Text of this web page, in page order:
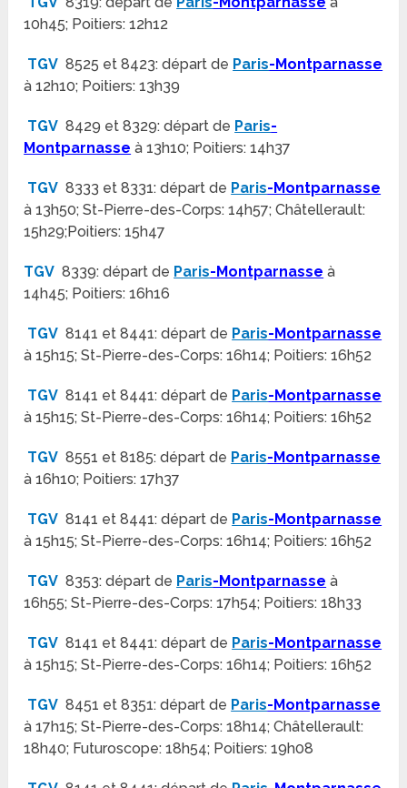
10h45; Poitiers: 12h12
TGV 8525 et 8423: départ de Paris-Montparnasse
à 12h10; Poitiers: 13h39
TGV 8429 et 8329: départ de Paris-
Montparnasse à 13h10; Poitiers: 14h37
TGV 8333 et 8331: départ de Paris-Montparnasse
à 13h50; St-Pierre-des-Corps: 14h57; Châtellerault:
15h29;Poitiers: 15h47
TGV 8339: départ de Paris-Montparnasse à
14h45; Poitiers: 16h16
TGV 8141 et 8441: départ de Paris-Montparnasse
à 15h15; St-Pierre-des-Corps: 16h14; Poitiers: 16h52
TGV 8141 et 8441: départ de Paris-Montparnasse
à 15h15; St-Pierre-des-Corps: 16h14; Poitiers: 16h52
TGV 8551 et 8185: départ de Paris-Montparnasse
à 16h10; Poitiers: 17h37
TGV 8141 et 8441: départ de Paris-Montparnasse
à 15h15; St-Pierre-des-Corps: 16h14; Poitiers: 16h52
TGV 8353: départ de Paris-Montparnasse à
16h55; St-Pierre-des-Corps: 17h54; Poitiers: 18h33
TGV 8141 et 8441: départ de Paris-Montparnasse
à 15h15; St-Pierre-des-Corps: 16h14; Poitiers: 16h52
TGV 8451 et 8351: départ de Paris-Montparnasse
à 17h15; St-Pierre-des-Corps: 18h14; Châtellerault:
18h40; Futuroscope: 18h54; Poitiers: 19h08